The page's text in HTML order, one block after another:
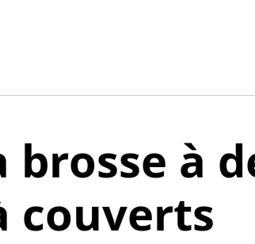
brosse à
couverts